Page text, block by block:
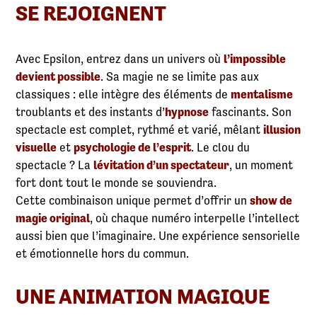
SE REJOIGNENT
Avec Epsilon, entrez dans un univers oùl’impossible
devient possible. Sa magie ne se limite pas aux
classiques : elle intègre des éléments dementalisme
troublants et des instants d’hypnose fascinants. Son
spectacle est complet, rythmé et varié, mêlantillusion
visuelle etpsychologie de l’esprit. Le clou du
spectacle ? Lalévitation d’un spectateur, un moment
fort dont tout le monde se souviendra.
Cette combinaison unique permet d’offrir unshow de
magie original, où chaque numéro interpelle l’intellect
aussi bien que l’imaginaire. Une expérience sensorielle
et émotionnelle hors du commun.
UNE ANIMATION MAGIQUE